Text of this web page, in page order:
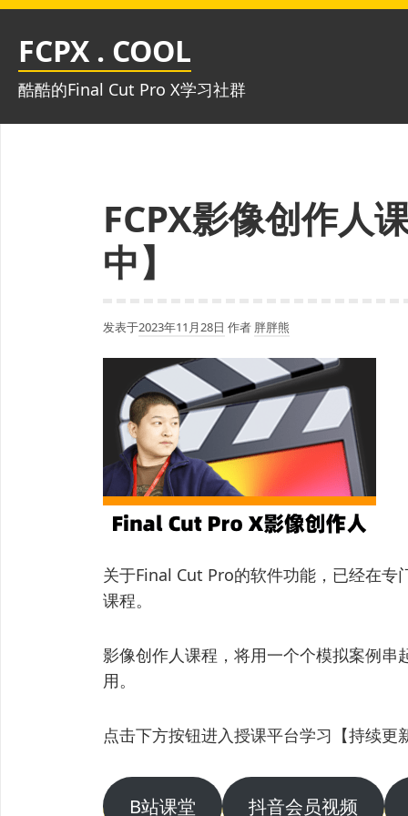
跳
FCPX . COOL
酷酷的Final Cut Pro X学习社群
FCPX影像创作人
中】
发表于2023年11月28日 作者 胖胖熊
关于Final Cut Pro的软件功能，已经在专
课程。
影像创作人课程，将用一个个模拟案例串
用。
点击下方按钮进入授课平台学习【持续更
B站课堂 抖音会员视频